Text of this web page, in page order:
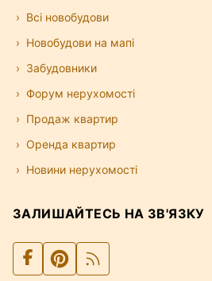
Всі новобудови
Новобудови на мапі
Забудовники
Форум нерухомості
Продаж квартир
Оренда квартир
Новини нерухомості
ЗАЛИШАЙТЕСЬ НА ЗВ'ЯЗКУ